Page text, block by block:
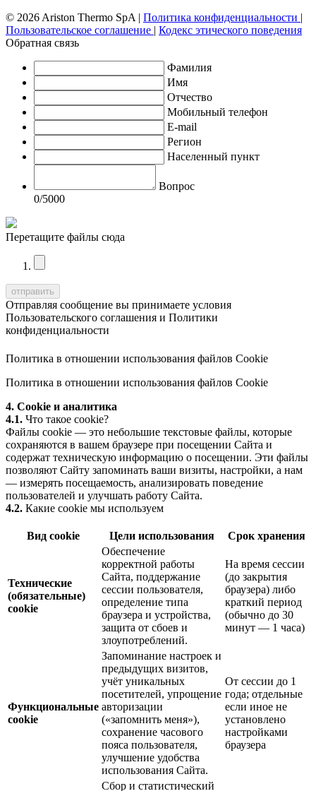
© 2026 Ariston Thermo SpA | Политика конфиденциальности |
Пользовательское соглашение | Кодекс этического поведения
Обратная связь
Фамилия
Имя
Отчество
Мобильный телефон
E-mail
Регион
Населенный пункт
Вопрос
0/5000
Перетащите файлы сюда
Отправляя сообщение вы принимаете условия
Пользовательского соглашения и Политики
конфиденциальности
Политика в отношении использования файлов Cookie
Политика в отношении использования файлов Cookie
4. Cookie и аналитика
4.1. Что такое cookie?
Файлы cookie — это небольшие текстовые файлы, которые
сохраняются в вашем браузере при посещении Сайта и
содержат техническую информацию о посещении. Эти файлы
позволяют Сайту запоминать ваши визиты, настройки, а нам
— измерять посещаемость, анализировать поведение
пользователей и улучшать работу Сайта.
4.2. Какие cookie мы используем
Вид cookie Цели использования Срок хранения
Технические
(обязательные)
cookie
Обеспечение
корректной работы
Сайта, поддержание
сессии пользователя,
определение типа
браузера и устройства,
защита от сбоев и
злоупотреблений.
На время сессии
(до закрытия
браузера) либо
краткий период
(обычно до 30
минут — 1 часа)
Функциональные
cookie
Запоминание настроек и
предыдущих визитов,
учёт уникальных
посетителей, упрощение
авторизации
(«запомнить меня»),
сохранение часового
пояса пользователя,
улучшение удобства
использования Сайта.
От сессии до 1
года; отдельные
если иное не
установлено
настройками
браузера
Сбор и статистический